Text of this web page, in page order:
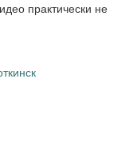
практически не